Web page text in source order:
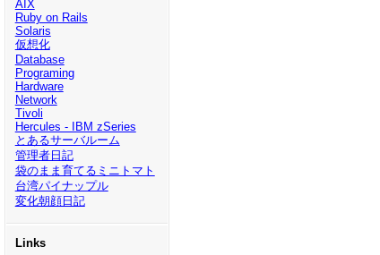
AIX
Ruby on Rails
Solaris
仮想化
Database
Programing
Hardware
Network
Tivoli
Hercules - IBM zSeries
とあるサーバルーム
管理者日記
袋のまま育てるミニトマト
台湾パイナップル
変化朝顔日記
Links